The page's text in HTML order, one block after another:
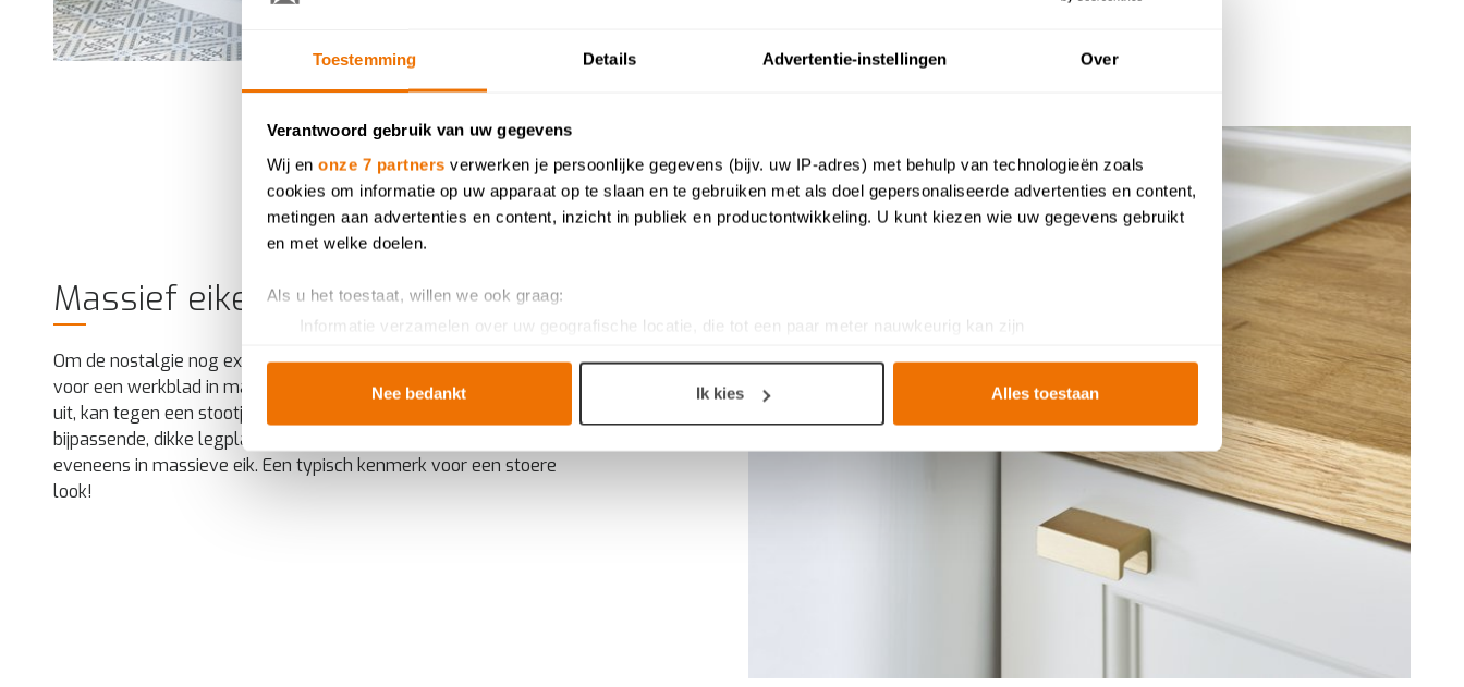
Toestemming Details Advertentie-instellingen Over
Verantwoord gebruik van uw gegevens
Wij en onze 7 partners verwerken je persoonlijke gegevens (bijv. uw IP-adres) met behulp van technologieën zoals
cookies om informatie op uw apparaat op te slaan en te gebruiken met als doel gepersonaliseerde advertenties en content,
metingen aan advertenties en content, inzicht in publiek en productontwikkeling. U kunt kiezen wie uw gegevens gebruikt
en met welke doelen.
Als u het toestaat, willen we ook graag:
Informatie verzamelen over uw geografische locatie, die tot een paar meter nauwkeurig kan zijn
toestemming op elk moment wijzigen of intrekken in de Cookieverklaring.
Breng uw cookies, net als een keukenproject, op smaak voor een ervaring op maat. Door de cookies te accepteren, geniet
wat beter kan
Nee bedankt Ik kies Alles toestaan
Massief eiken werkblad
Om de nostalgie nog extra te benadrukken, kozen Cara en Wouter
voor een werkblad in massieve eik. Het ziet er heel robuust en stevig
uit, kan tegen een stootje en accentueert het landelijke aspect. De
bijpassende, dikke legplanken boven de koelkast en het aanrecht zijn
eveneens in massieve eik. Een typisch kenmerk voor een stoere
look!